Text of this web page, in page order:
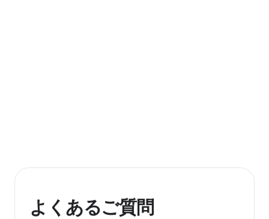
よくあるご質問